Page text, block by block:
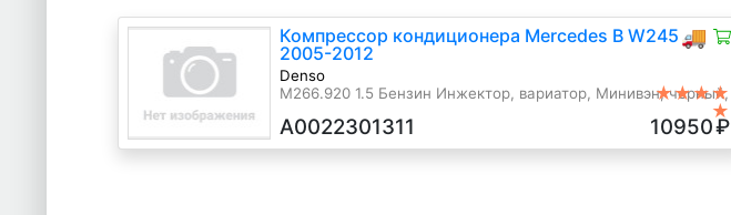
🚚
Компрессор кондиционера Mercedes B W245
2005-2012
Denso
M266.920 1.5 Бензин Инжектор, вариатор, Минивэн, черный,
★★★★
★
A0022301311 10950₽